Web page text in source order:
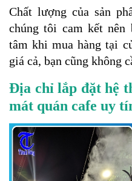
Chất lượng của sản
chúng tôi cam kết nên
tâm khi mua hàng tại
giá cả, bạn cũng không
Địa chỉ lắp đặt hệ
mát quán cafe uy